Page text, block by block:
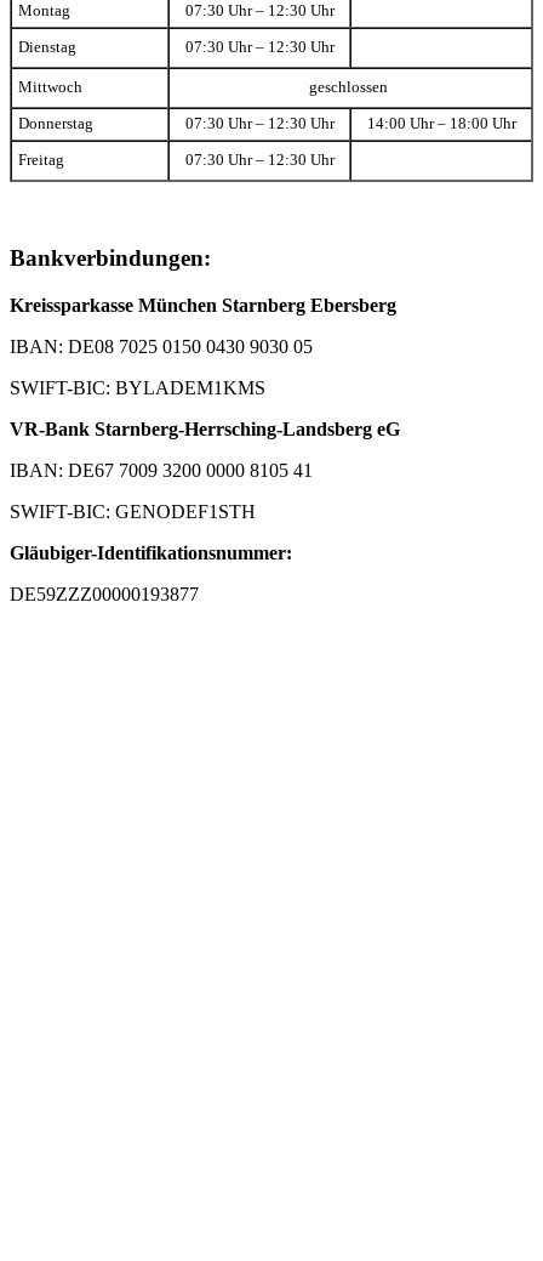
Montag 07:30 Uhr – 12:30 Uhr
Dienstag 07:30 Uhr – 12:30 Uhr
Mittwoch geschlossen
Donnerstag 07:30 Uhr – 12:30 Uhr 14:00 Uhr – 18:00 Uhr
Freitag 07:30 Uhr – 12:30 Uhr
Bankverbindungen:
Kreissparkasse München Starnberg Ebersberg
IBAN: DE08 7025 0150 0430 9030 05
SWIFT-BIC: BYLADEM1KMS
VR-Bank Starnberg-Herrsching-Landsberg eG
IBAN: DE67 7009 3200 0000 8105 41
SWIFT-BIC: GENODEF1STH
Gläubiger-Identifikationsnummer:
DE59ZZZ00000193877